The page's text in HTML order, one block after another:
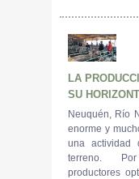
LA
SU
Neuquén, Río
enorme y
una actividad
terreno.
productores